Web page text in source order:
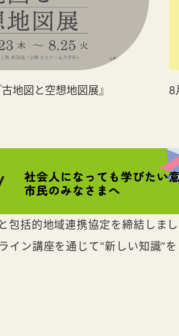
地図と空想地図展』 8
包括的地域連携協定を締結しまし
イン講座を通じて“新しい知識”を